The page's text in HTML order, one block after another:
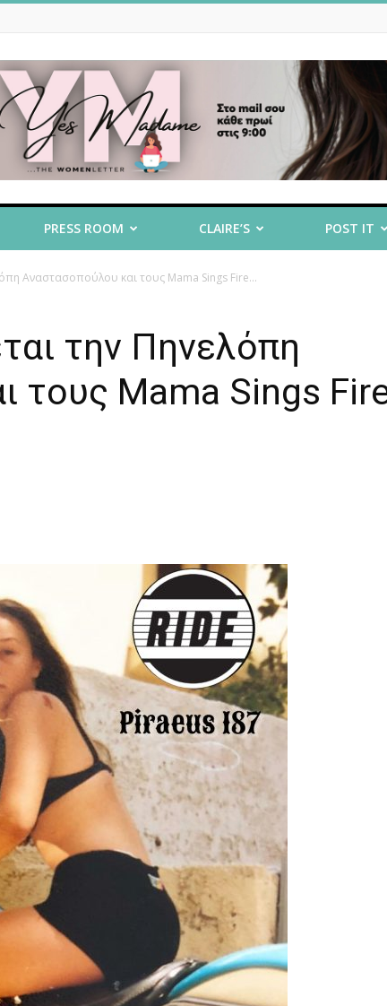
PRESS ROOM CLAIRE’S POST IT
Αναστασοπούλου και τους Mama Sings Fire...
την Πηνελόπη
τους Mama Sings